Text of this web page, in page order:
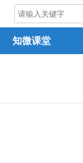
知微课堂